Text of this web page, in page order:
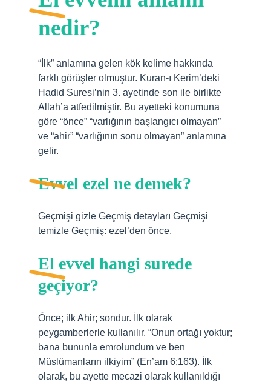
nedir?
“İlk” anlamına gelen kök kelime hakkında
farklı görüşler olmuştur. Kuran-ı Kerim’deki
Hadid Suresi’nin 3. ayetinde son ile birlikte
Allah’a atfedilmiştir. Bu ayetteki konumuna
göre “önce” “varlığının başlangıcı olmayan”
ve “ahir” “varlığının sonu olmayan” anlamına
gelir.
Evvel ezel ne demek?
Geçmişi gizle Geçmiş detayları Geçmişi
temizle Geçmiş: ezel’den önce.
El evvel hangi surede
geçiyor?
Önce; ilk Ahir; sondur. İlk olarak
peygamberlerle kullanılır. “Onun ortağı yoktur;
bana bununla emrolundum ve ben
Müslümanların ilkiyim” (En’am 6:163). İlk
olarak, bu ayette mecazi olarak kullanıldığı